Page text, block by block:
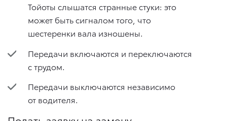
Тойоты слышатся странные стуки: это
может быть сигналом того, что
шестеренки вала изношены.
Передачи включаются и переключаются
с трудом.
Передачи выключаются независимо
от водителя.